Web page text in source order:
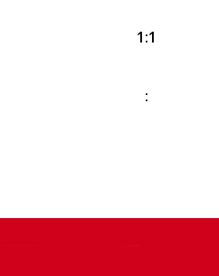
1:1
: